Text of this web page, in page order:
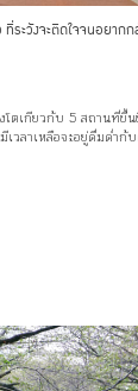
ที่ระวังจะติดใจจนอยาก
ตเกียวกับ 5 สถานที่ขึ้น
วลาเหลือจะอยู่ดื่มด่ำกั